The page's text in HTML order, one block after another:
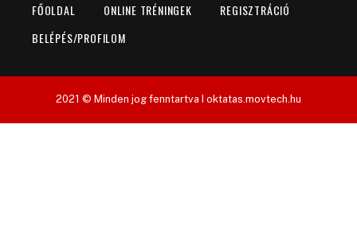
FŐOLDAL ONLINE TRÉNINGEK
REGISZTRÁCIÓ
BELÉPÉS/PROFILOM
2021 © Minden jog fenntartva I oktatas.movtech.hu